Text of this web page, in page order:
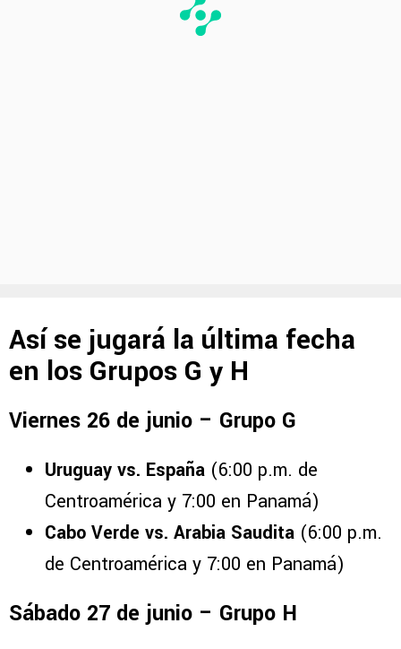
Así se jugará la última fecha
en los Grupos G y H
Viernes 26 de junio – Grupo G
Uruguay vs. España (6:00 p.m. de
Centroamérica y 7:00 en Panamá)
Cabo Verde vs. Arabia Saudita (6:00 p.m.
de Centroamérica y 7:00 en Panamá)
Sábado 27 de junio – Grupo H